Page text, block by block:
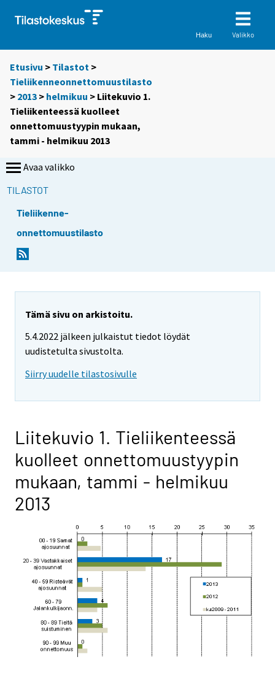
Haku Valikko
Etusivu > Tilastot >
Tieliikenneonnettomuustilasto
> 2013 > helmikuu > Liitekuvio 1.
Tieliikenteessä kuolleet
onnettomuustyypin mukaan,
tammi - helmikuu 2013
Avaa valikko
TILASTOT
Tieliikenne-
onnettomuustilasto
Tämä sivu on arkistoitu.
5.4.2022 jälkeen julkaistut tiedot löydät
uudistetulta sivustolta.
Siirry uudelle tilastosivulle
Liitekuvio 1. Tieliikenteessä
kuolleet onnettomuustyypin
mukaan, tammi - helmikuu
2013